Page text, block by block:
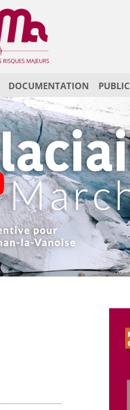
DOCUMENTATION